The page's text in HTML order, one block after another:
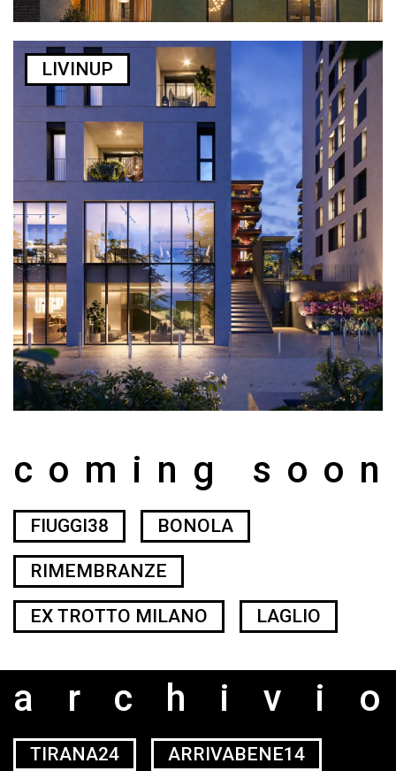
LIVINUP
coming soon
FIUGGI38 BONOLA
RIMEMBRANZE
EX TROTTO MILANO LAGLIO
TIRANA24 ARRIVABENE14